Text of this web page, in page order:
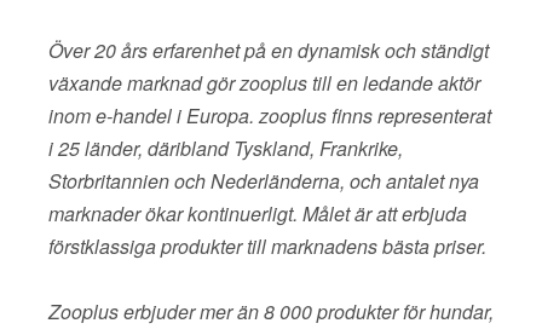
Över 20 års erfarenhet på en dynamisk och ständigt
växande marknad gör zooplus till en ledande aktör
inom e-handel i Europa. zooplus finns representerat
i 25 länder, däribland Tyskland, Frankrike,
Storbritannien och Nederländerna, och antalet nya
marknader ökar kontinuerligt. Målet är att erbjuda
förstklassiga produkter till marknadens bästa priser.
Zooplus erbjuder mer än 8 000 produkter för hundar,